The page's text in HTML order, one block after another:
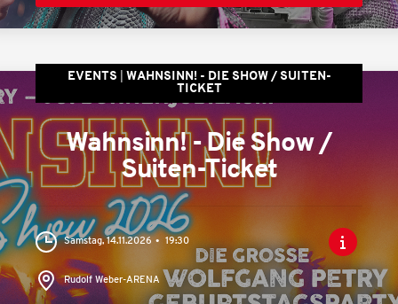
EVENTS
WAHNSINN! - DIE SHOW / SUITEN-
TICKET
Wahnsinn! - Die Show /
Suiten-Ticket
Samstag, 14.11.2026 19:30
Rudolf Weber-ARENA